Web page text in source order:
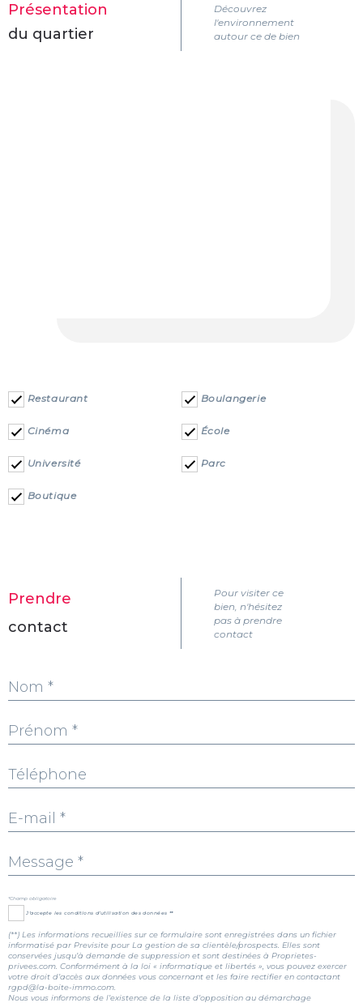
Présentation
du quartier
Découvrez
l'environnement
autour ce de bien
Restaurant Boulangerie
Cinéma École
Université Parc
Boutique
Prendre
contact
Pour visiter ce
bien, n'hésitez
pas à prendre
contact
*Champ obligatoire
J’accepte les conditions d’utilisation des données **
(**) Les informations recueillies sur ce formulaire sont enregistrées dans un fichier
informatisé par Previsite pour La gestion de sa clientèle/prospects. Elles sont
conservées jusqu’à demande de suppression et sont destinées à Proprietes-
privees.com. Conformément à la loi « informatique et libertés », vous pouvez exercer
votre droit d’accès aux données vous concernant et les faire rectifier en contactant
rgpd@la-boite-immo.com.
Nous vous informons de l’existence de la liste d’opposition au démarchage